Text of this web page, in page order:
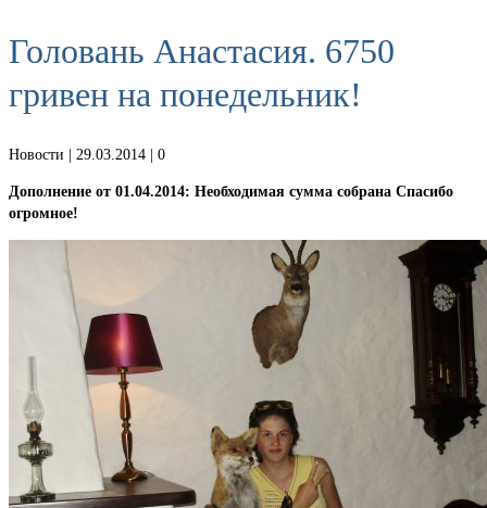
Головань Анастасия. 6750
гривен на понедельник!
Новости | 29.03.2014 | 0
Дополнение от 01.04.2014: Необходимая сумма собрана Спасибо
огромное!